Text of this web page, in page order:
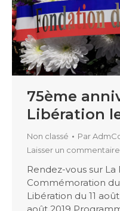
75ème
Libération
Non classé Par
Laisser un commentaire
Rendez-vous sur
Commémoration
Libération du 11